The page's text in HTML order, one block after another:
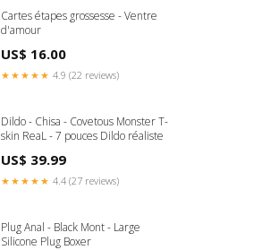
Cartes étapes grossesse - Ventre
d'amour
US$ 16.00
★★★★★ 4.9 (22 reviews)
Dildo - Chisa - Covetous Monster T-
skin ReaL - 7 pouces Dildo réaliste
US$ 39.99
★★★★★ 4.4 (27 reviews)
Plug Anal - Black Mont - Large
Silicone Plug Boxer